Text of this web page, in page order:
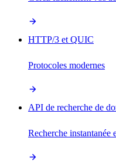
HTTP/3 et QUIC
Protocoles modernes
API de recherche de
Recherche instantanée